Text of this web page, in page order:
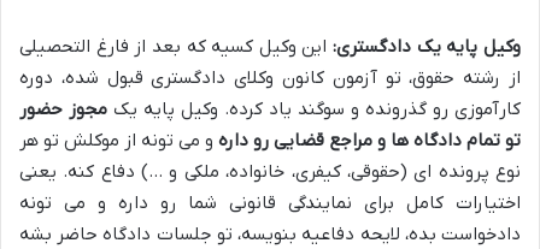
وکیل پایه یک دادگستری:این وکیل کسیه که بعد از فارغ التحصیلی
از رشته حقوق، تو آزمون کانون وکلای دادگستری قبول شده، دوره
کارآموزی رو گذرونده و سوگند یاد کرده. وکیل پایه یک مجوز حضور
تو تمام دادگاه ها و مراجع قضایی رو داره و می تونه از موکلش تو هر
نوع پرونده ای (حقوقی، کیفری، خانواده، ملکی و …) دفاع کنه. یعنی
اختیارات کامل برای نمایندگی قانونی شما رو داره و می تونه
دادخواست بده، لایحه دفاعیه بنویسه، تو جلسات دادگاه حاضر بشه